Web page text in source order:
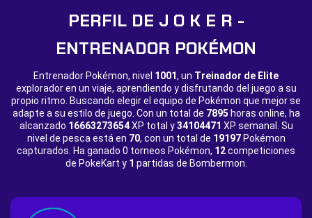
PERFIL DE J O K E R -
ENTRENADOR POKÉMON
Entrenador Pokémon, nivel 1001, un Treinador de Elite
explorador en un viaje, aprendiendo y disfrutando del juego a su
propio ritmo. Buscando elegir el equipo de Pokémon que mejor se
adapte a su estilo de juego. Con un total de 7895 horas online, ha
alcanzado 16663273654XP total y34104471 XP semanal. Su
nivel de pesca está en 70, con un total de 19197Pokémon
capturados. Ha ganado 0 torneos Pokémon, 12competiciones
de PokeKart y 1 partidas de Bombermon.